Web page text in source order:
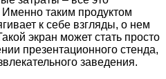
Именно таким продуктом
к себе взгляды, о нем
экран может стать просто
презентационного стенда,
заведения.